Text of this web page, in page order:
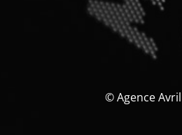
© Agence